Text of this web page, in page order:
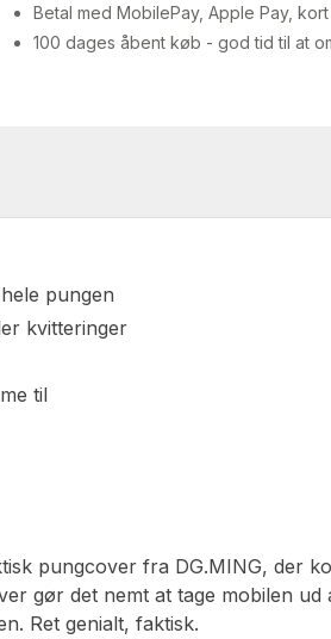
Betal med MobilePay, Apple Pay,
100 dages åbent køb - god tid til at
pungen
kvitteringer
til
pungcover fra DG.MING, der
gør det nemt at tage mobilen
Ret genialt, faktisk.